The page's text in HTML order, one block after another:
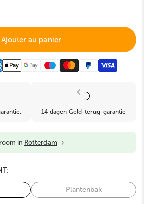
Ajouter au panier
14 dagen Geld-terug-garantie
in Rotterdam ›
Plantenbak